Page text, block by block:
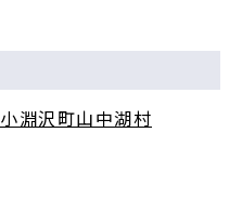
小淵沢町山中湖村